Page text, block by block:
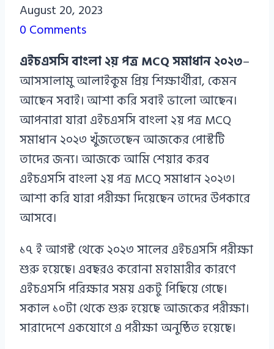
Azizul
Haque
Azizul
Haque
August 20, 2023
0 Comments
এইচএসসি বাংলা ২য় পত্র MCQ সমাধান ২০২৩–
আসসালামু আলাইকুম প্রিয় শিক্ষার্থীরা, কেমন
আছেন সবাই। আশা করি সবাই ভালো আছেন।
আপনারা যারা এইচএসসি বাংলা ২য় পত্র MCQ
সমাধান ২০২৩ খুঁজতেছেন আজকের পোস্টটি
তাদের জন্য। আজকে আমি শেয়ার করব
এইচএসসি বাংলা ২য় পত্র MCQ সমাধান ২০২৩।
আশা করি যারা পরীক্ষা দিয়েছেন তাদের উপকারে
আসবে।
১৭ ই আগস্ট থেকে ২০২৩ সালের এইচএসসি পরীক্ষা
শুরু হয়েছে। এবছরও করোনা মহামারীর কারণে
এইচএসসি পরিক্ষার সময় একটু পিছিয়ে গেছে।
সকাল ১০টা থেকে শুরু হয়েছে আজকের পরীক্ষা।
সারাদেশে একযোগে এ পরীক্ষা অনুষ্ঠিত হয়েছে।